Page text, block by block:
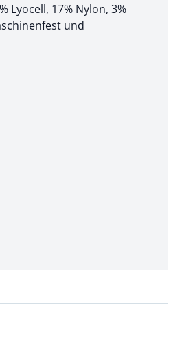
Lyocell, 17% Nylon, 3%
und